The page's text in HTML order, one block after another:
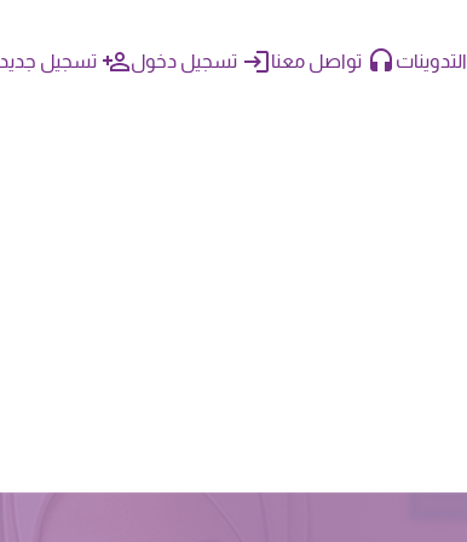
التدوينات تواصل معنا تسجيل دخول تسجيل جديد